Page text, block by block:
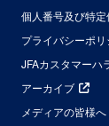
個人番号及び特
プライバシーポリ
JFAカスタマーハ
アーカイブ
メディアの皆様へ